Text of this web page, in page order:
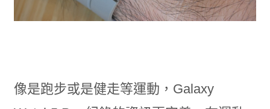
像是跑步或是健走等運動，Galaxy